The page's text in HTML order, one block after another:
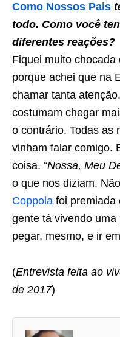
Como Nossos Pais
todo. Como você
diferentes reações?
Fiquei muito
porque achei que na
chamar tanta
costumam chegar
o contrário. Todas as
vinham falar comigo.
coisa. “Nossa, Meu
o que nos diziam.
Coppola foi premiada
gente tá vivendo
pegar, mesmo, e ir
(Entrevista feita ao
de 2017)